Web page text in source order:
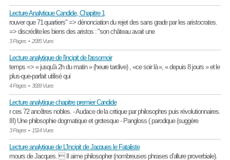
Lecture Analytique Candide, Chapitre 1
rouver que 71 quartiers" => dénonciation du rejet des sans grade par les aristocrates.
=> discrédite les biens des aristos : "son château avait une
3 Pages• 2085 Vues
Lecture analytique de l'incipit de l'assomoir
temps => « jusqu'à 2h du matin » (heure tardive) , «ce soir là », « depuis 8 jours » et le
plus-que-parfait utilisé qui
4 Pages• 3069 Vues
Lecture analytique chapitre premier Candide
r ces 72 ancêtres nobles. - Audace de la critique par philosophes puis révolutionnaires.
III) Une philosophie dogmatique et grotesque - Pangloss ( parodique (suggère
3 Pages• 1514 Vues
Lecture analytique de L'Incipit de Jacques le Fataliste
mours de Jacques.  Il aime philosopher (nombreuses phrases d’allure proverbiale).